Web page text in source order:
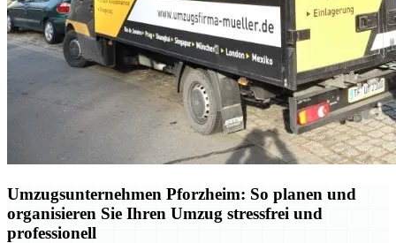
Umzugsunternehmen Pforzheim: So planen und
organisieren Sie Ihren Umzug stressfrei und
professionell